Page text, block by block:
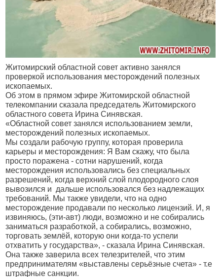
Житомирский областной совет активно занялся
проверкой использования месторождений полезных
ископаемых.
Об этом в прямом эфире Житомирской областной
телекомпании сказала председатель Житомирского
областного совета Ирина Синявская.
«Областной совет занялся использованием земли,
месторождений полезных ископаемых.
Мы создали рабочую группу, которая проверила
карьеры и месторождения: Я Вам скажу, что была
просто поражена - сотни нарушений, когда
месторождения использовались без специальных
разрешений, когда верхний слой плодородного слоя
вывозился и дальше использовался без надлежащих
требований. Мы также увидели, что на одно
месторождение продавали по несколько лицензий. И, я
извиняюсь, (эти-авт) люди, возможно и не собирались
заниматься разработкой, а собирались, возможно,
торговать землёй, которую они когда-то успели
отхватить у государства», - сказала Ирина Синявская.
Она также заверила всех телезрителей, что этим
предпринимателям «выставлены серьёзные счета» - т.е
штрафные санкции.